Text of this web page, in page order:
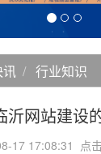
讯 行业知识
沂网站建设
17 17:08:31 点